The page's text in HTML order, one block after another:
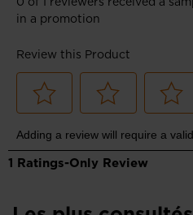
version
United
States.